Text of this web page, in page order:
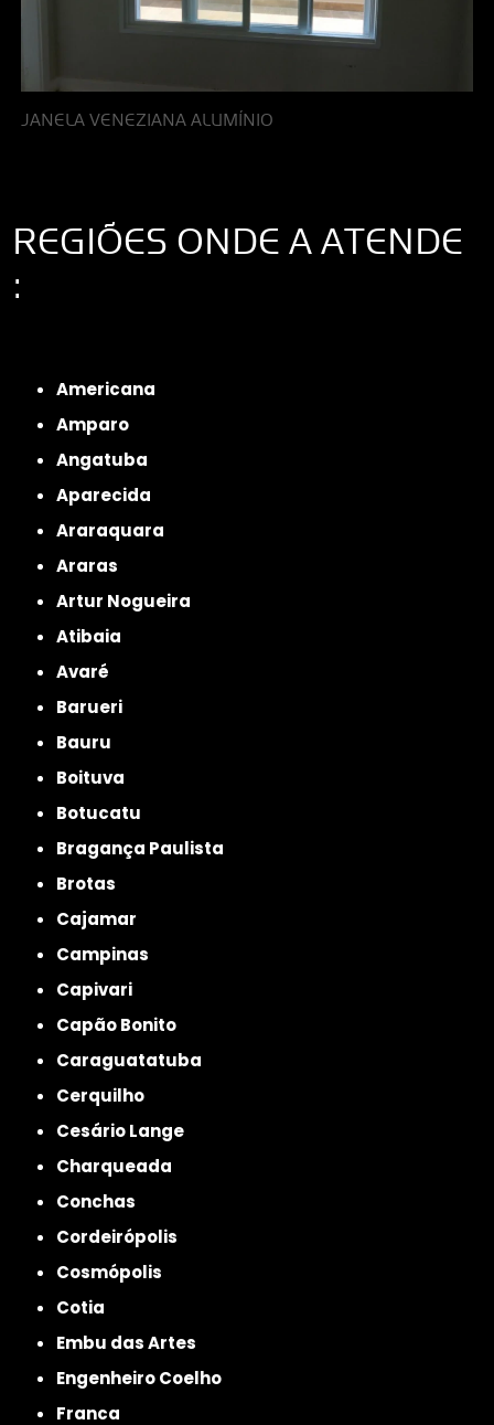
JANELA VENEZIANA ALUMÍNIO
REGIÕES ONDE A ATENDE
:
Americana
Amparo
Angatuba
Aparecida
Araraquara
Araras
Artur Nogueira
Atibaia
Avaré
Barueri
Bauru
Boituva
Botucatu
Bragança Paulista
Brotas
Cajamar
Campinas
Capivari
Capão Bonito
Caraguatatuba
Cerquilho
Cesário Lange
Charqueada
Conchas
Cordeirópolis
Cosmópolis
Cotia
Embu das Artes
Engenheiro Coelho
Franca